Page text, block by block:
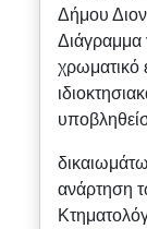
Δήμου
Διάγραμμα
χρωματικό
ανάρτηση